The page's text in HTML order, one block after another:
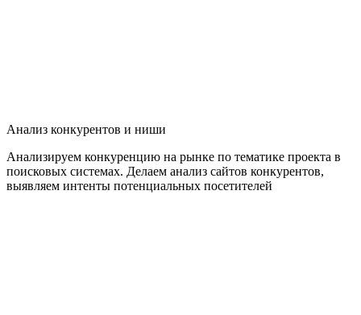
Анализ конкурентов и ниши
Анализируем конкуренцию на рынке по тематике проекта в
поисковых системах. Делаем анализ сайтов конкурентов,
выявляем интенты потенциальных посетителей